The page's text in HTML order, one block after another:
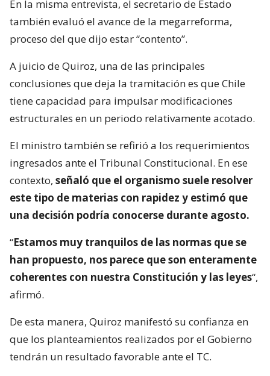
En la misma entrevista, el secretario de Estado
también evaluó el avance de la megarreforma,
proceso del que dijo estar “contento”.
A juicio de Quiroz, una de las principales
conclusiones que deja la tramitación es que Chile
tiene capacidad para impulsar modificaciones
estructurales en un periodo relativamente acotado.
El ministro también se refirió a los requerimientos
ingresados ante el Tribunal Constitucional. En ese
contexto, señaló que el organismo suele resolver
este tipo de materias con rapidez y estimó que
una decisión podría conocerse durante agosto.
“Estamos muy tranquilos de las normas que se
han propuesto, nos parece que son enteramente
coherentes con nuestra Constitución y las leyes“,
afirmó.
De esta manera, Quiroz manifestó su confianza en
que los planteamientos realizados por el Gobierno
tendrán un resultado favorable ante el TC.